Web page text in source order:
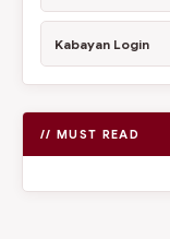
Kabayan Login
// MUST READ